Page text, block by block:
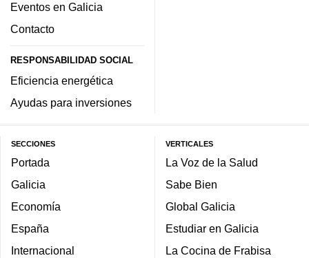
Eventos en Galicia
Contacto
RESPONSABILIDAD SOCIAL
Eficiencia energética
Ayudas para inversiones
SECCIONES
Portada
Galicia
Economía
España
Internacional
VERTICALES
La Voz de la Salud
Sabe Bien
Global Galicia
Estudiar en Galicia
La Cocina de Frabisa